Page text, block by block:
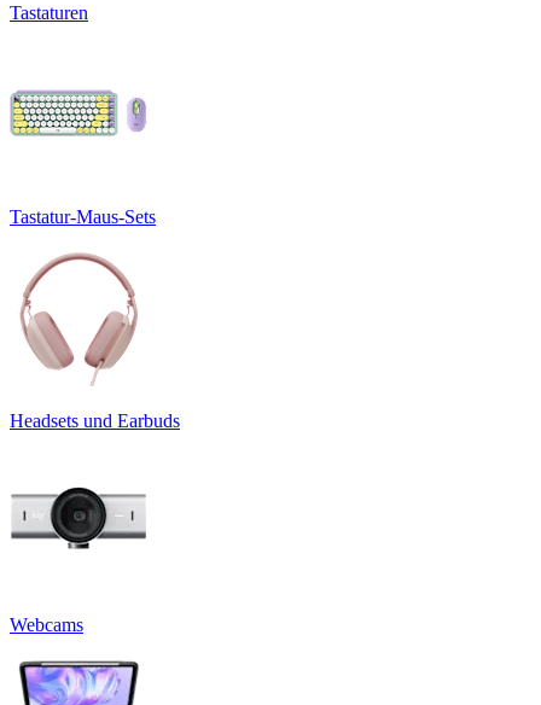
Tastaturen
Tastatur-Maus-Sets
Headsets und Earbuds
Webcams